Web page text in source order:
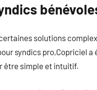
solutions
syndics pro,Copriciel a
être simple et intuitif.